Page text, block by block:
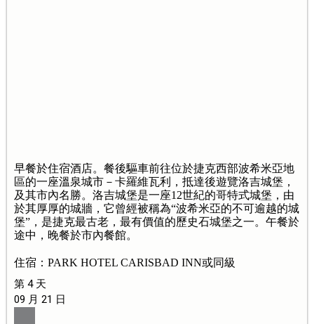
早餐於住宿酒店。餐後驅車前往位於捷克西部波希米亞地
區的一座溫泉城市－卡羅維瓦利，抵達後遊覽洛吉城堡，
及其市內名勝。洛吉城堡是一座12世紀的哥特式城堡，由
於其厚厚的城牆，它曾經被稱為“波希米亞的不可逾越的城
堡”，是捷克最古老，最有價值的歷史石城堡之一。午餐於
途中，晚餐於市內餐館。
住宿：PARK HOTEL CARISBAD INN或同級
第 4 天
09 月 21 日